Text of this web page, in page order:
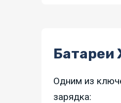
Батареи
Одним из
зарядка: